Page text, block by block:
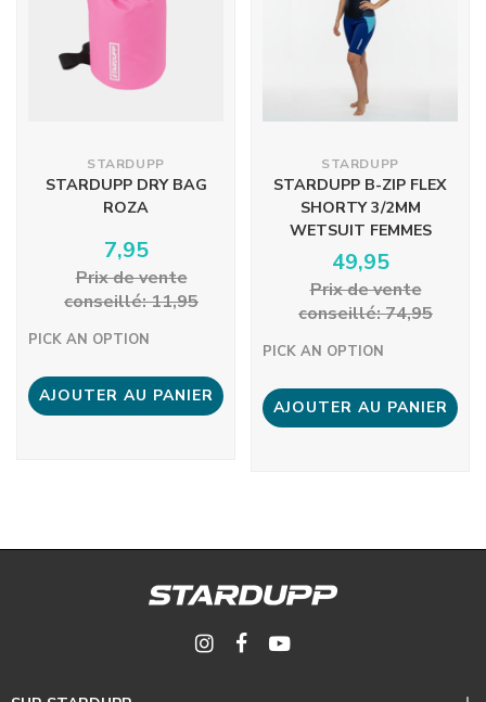
STARDUPP
STARDUPP DRY BAG
ROZA
7,95
Prix ​​de vente
conseillé: 11,95
PICK AN OPTION
AJOUTER AU PANIER
STARDUPP
STARDUPP B-ZIP FLEX
SHORTY 3/2MM
WETSUIT FEMMES
49,95
Prix ​​de vente
conseillé: 74,95
PICK AN OPTION
AJOUTER AU PANIER